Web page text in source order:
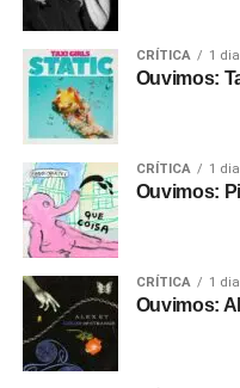
CRÍTICA 1
Ouvimos:
CRÍTICA 1
Ouvimos:
CRÍTICA 1
Ouvimos: